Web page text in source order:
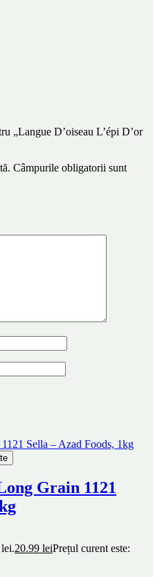
„Langue D’oiseau L’épi D’or
Câmpurile obligatorii sunt
Grain 1121
20.99 leiPrețul curent este: